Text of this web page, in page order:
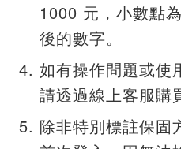
1000 元，小數點
後的數字。
如有操作問題或使
請透過線上客服購
除非特別標註保固